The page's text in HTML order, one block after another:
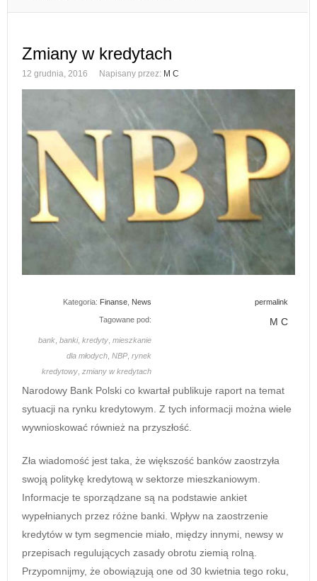
Zmiany w kredytach
12 grudnia, 2016 Napisany przez: M C
Kategoria: Finanse News permalink
Tagowane pod:
bank banki, kredyty mieszkanie
dla młodych NBP rynek
kredytowy zmiany w kredytach
M C
Narodowy Bank Polski co kwartał publikuje raport na temat
sytuacji na rynku kredytowym. Z tych informacji można wiele
wywnioskować również na przyszłość.
Zła wiadomość jest taka, że większość banków zaostrzyła
swoją politykę kredytową w sektorze mieszkaniowym.
Informacje te sporządzane są na podstawie ankiet
wypełnianych przez różne banki. Wpływ na zaostrzenie
kredytów w tym segmencie miało, między innymi, newsy w
przepisach regulujących zasady obrotu ziemią rolną.
Przypomnijmy, że obowiązują one od 30 kwietnia tego roku,